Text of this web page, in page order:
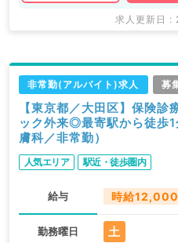
求人更新日
非常勤(アルバイト)求人 募
【東京都／大田区】保険
ック外来◎最寄駅から徒歩
膚科／非常勤）
人気エリア 駅近・徒歩圏内
給与 時給
勤務曜日 土